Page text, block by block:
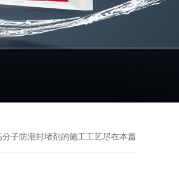
分子防潮封堵剂的施工工艺尽在本篇